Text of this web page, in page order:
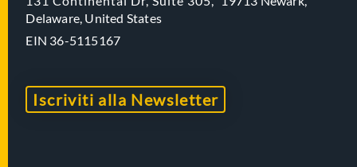
Delaware, United States
EIN 36-5115167
Iscriviti alla Newsletter